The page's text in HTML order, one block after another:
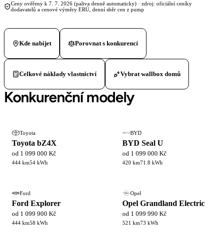
Ceny ověřeny k 7. 7. 2026 (paliva denně automaticky) · zdroj: oficiální ceníky
dodavatelů a cenové výměry ERÚ, denní sběr cen z pump
Kde nabíjet Porovnat s konkurencí
Celkové náklady vlastnictví Vybrat wallbox domů
Konkurenční modely
Toyota
Toyota bZ4X
od 1 099 000 Kč
444 km54 kWh
BYD
BYD Seal U
od 1 099 000 Kč
420 km71.8 kWh
Ford
Ford Explorer
od 1 099 900 Kč
444 km58 kWh
Opel
Opel Grandland Electric
od 1 099 990 Kč
521 km73 kWh